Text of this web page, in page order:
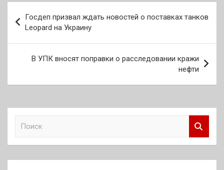
по
записям
Госдеп призвал ждать новостей о поставках танков
Leopard на Украину
В УПК вносят поправки о расследовании кражи
нефти
к